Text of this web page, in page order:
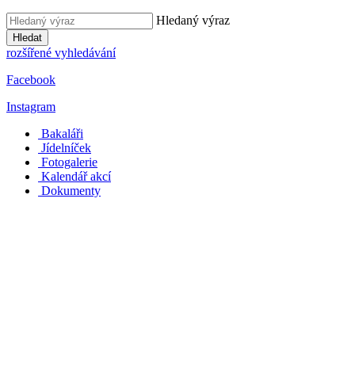
Hledaný výraz
Hledat
rozšířené vyhledávání
Facebook
Instagram
Bakaláři
Jídelníček
Fotogalerie
Kalendář akcí
Dokumenty